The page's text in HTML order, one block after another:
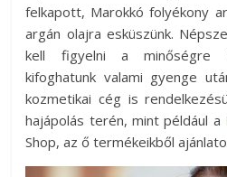
felkapott, Marokkó folyékony
argán olajra esküszünk.
kell figyelni a minőségre
kifoghatunk valami gyenge
kozmetikai cég is
hajápolás terén, mint például a
Shop, az ő termékeikből